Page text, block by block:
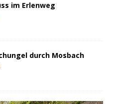
im Erlenweg
durch Mosbach